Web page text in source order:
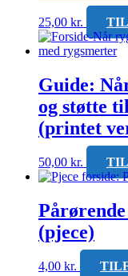
25,00 kr.
Guide:
og støtte
(printet
50,00 kr.
(pjece)
4,00 kr.